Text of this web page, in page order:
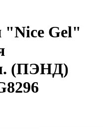
"Nice Gel"
(ПЭНД)